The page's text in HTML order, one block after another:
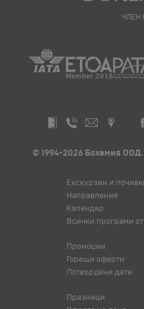
ЧЛЕН
© 1994-2026 Бохемия ООД.
Екскурзии и
Направления
Календар
Всички програми
Промоции
Горещи оферти
Потвърдени дати
Празници